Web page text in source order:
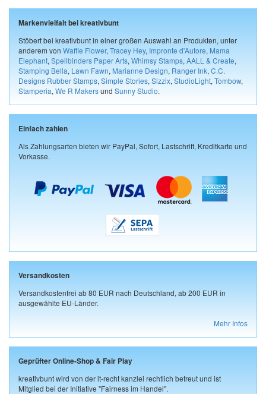
Markenvielfalt bei kreativbunt
Stöbert bei kreativbunt in einer großen Auswahl an Produkten, unter
anderem von Waffle Flower, Tracey Hey, Impronte d'Autore, Mama
Elephant, Spellbinders Paper Arts, Whimsy Stamps, AALL & Create,
Stamping Bella, Lawn Fawn, Marianne Design, Ranger Ink, C.C.
Designs Rubber Stamps, Simple Stories, Sizzix, StudioLight, Tombow,
Stamperia, We R Makersund Sunny Studio.
Einfach zahlen
Als Zahlungsarten bieten wir PayPal, Sofort, Lastschrift, Kreditkarte und
Vorkasse.
Versandkosten
Versandkostenfrei ab 80 EUR nach Deutschland, ab 200 EUR in
ausgewählte EU-Länder.
Mehr Infos
Geprüfter Online-Shop & Fair Play
kreativbunt wird von der it-recht kanzlei rechtlich betreut und ist
Mitglied bei der Initiative "Fairness im Handel".